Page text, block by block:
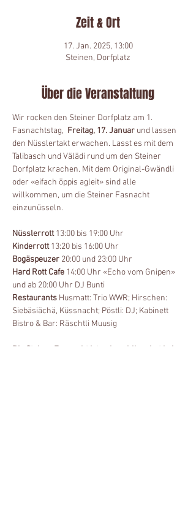
Zeit & Ort
17. Jan. 2025, 13:00
Steinen, Dorfplatz
Über die Veranstaltung
Wir rocken den Steiner Dorfplatz am 1.
Fasnachtstag, Freitag, 17. Januar und lassen
den Nüsslertakt erwachen. Lasst es mit dem
Talibasch und Välädi rund um den Steiner
Dorfplatz krachen. Mit dem Original-Gwändli
oder «eifach öppis agleit» sind alle
willkommen, um die Steiner Fasnacht
einzunüsseln.
Nüsslerrott 13:00 bis 19:00 Uhr
Kinderrott 13:20 bis 16:00 Uhr
Bogäspeuzer 20:00 und 23:00 Uhr
Hard Rott Cafe 14:00 Uhr «Echo vom Gnipen»
und ab 20:00 Uhr DJ Bunti
Restaurants Husmatt: Trio WWR; Hirschen:
Siebäsiächä, Küssnacht; Pöstli: DJ; Kabinett
Bistro & Bar: Räschtli Muusig
Die Steiner Fasnacht ist unbezahlbar, hat kein